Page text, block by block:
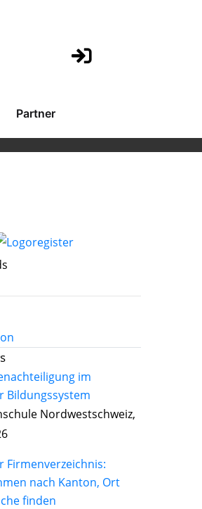
Partner
im
Bildungssystem
Nordwestschweiz,
Firmenverzeichnis:
nach Kanton, Ort
finden